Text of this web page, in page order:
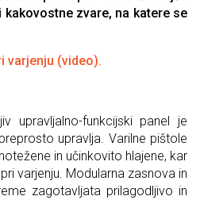
zvare, na katere se
varjenju (video).
upravljalno-funkcijski panel je
upravlja. Varilne pištole
in učinkovito hlajene, kar
varjenju. Modularna zasnova in
zagotavljata prilagodljivo in